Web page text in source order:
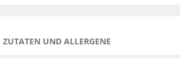
ZUTATEN UND ALLERGENE